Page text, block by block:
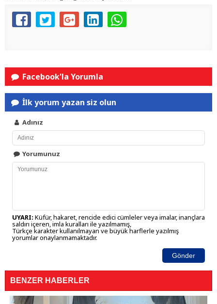
Facebook'la Yorumla
İlk yorum yazan siz olun
Adınız
Yorumunuz
UYARI: Küfür, hakaret, rencide edici cümleler veya imalar, inançlara
saldırı içeren, imla kuralları ile yazılmamış,
Türkçe karakter kullanılmayan ve büyük harflerle yazılmış
yorumlar onaylanmamaktadır.
Gönder
BENZER HABERLER